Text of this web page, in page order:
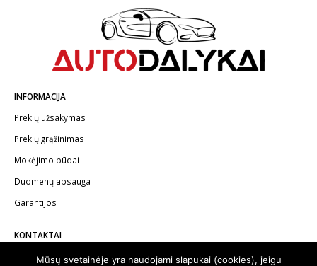
INFORMACIJA
Prekių užsakymas
Prekių grąžinimas
Mokėjimo būdai
Duomenų apsauga
Garantijos
KONTAKTAI
Telefonas:+370 602 62622
Mūsų svetainėje yra naudojami slapukai (cookies), jeigu